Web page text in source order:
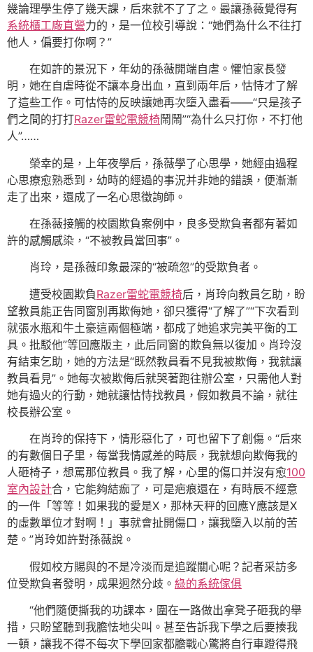
幾論理學生停了幾天課，后來就不了了之。最讓孫薇覺得有
系統櫃工廠直營力的，是一位校引導說：“她們為什么不往打
他人，偏要打你啊？”
在如許的景況下，年幼的孫薇開端自虐。懼怕家長發
明，她在自虐時從不讓本身出血，直到兩年后，怙恃才了解
了這些工作。可怙恃的反映讓她再次墮入盡看——“只是孩子
們之間的打打Razer雷蛇電競椅鬧鬧”“為什么只打你，不打他
人”……
榮幸的是，上年夜學后，孫薇學了心思學，她經由過程
心思療愈熟悉到，幼時的經過的事況并非她的錯誤，便漸漸
走了出來，還成了一名心思徵詢師。
在孫薇接觸的校園欺負案例中，良多受欺負者都有著如
許的感觸感染，“不被教員當回事”。
肖玲，是孫薇印象最深的“被疏忽”的受欺負者。
遭受校園欺負Razer雷蛇電競椅后，肖玲向教員乞助，盼
望教員能正告同窗別再欺侮她，卻只獲得“了解了”“下次看到
就張水瓶和牛土豪這兩個極端，都成了她追求完美平衡的工
具。批駁他”等回應版主，此后同窗的欺負無以復加。肖玲沒
有結束乞助，她的方法是“既然教員看不見我被欺侮，我就讓
教員看見”。她每次被欺侮后就哭著跑往辦公室，只需他人對
她有過火的行動，她就讓怙恃找教員，假如教員不論，就往
校長辦公室。
在肖玲的保持下，情形惡化了，可也留下了創傷。“后來
的有數個日子里，每當我情感差的時辰，我就想向欺侮我的
人砸椅子，想罵那位教員。我了解，心里的傷口并沒有愈100
室內設計合，它能夠結痂了，可是疤痕還在，有時辰不經意
的一件「等等！如果我的愛是X，那林天秤的回應Y應該是X
的虛數單位才對啊！」事就會扯開傷口，讓我墮入以前的苦
楚。”肖玲如許對孫薇說。
假如校方賜與的不是冷淡而是追蹤關心呢？記者采訪多
位受欺負者發明，成果迥然分歧。 綠的系統傢俱
“他們隨便撕我的功課本，圍在一路做出拿凳子砸我的舉
措，只盼望聽到我膽怯地尖叫。甚至告訴我下學之后要揍我
一頓，讓我不得不每次下學回家都膽戰心驚將自行車蹬得飛